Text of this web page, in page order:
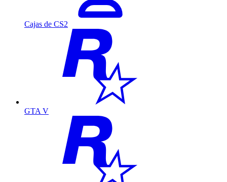
Cajas de CS2
GTA V